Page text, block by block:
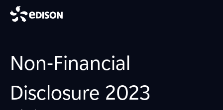
Non-Financial
Disclosure 2023